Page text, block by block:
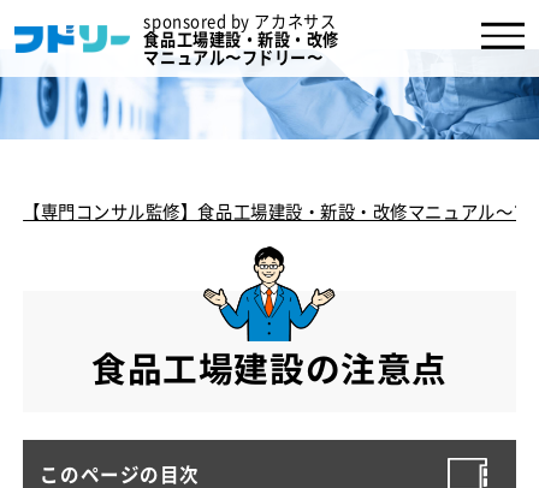
sponsored by アカネサス
食品工場建設・新設・改修
マニュアル〜フドリー〜
【専門コンサル監修】食品工場建設・新設・改修マニュアル～フ
食品工場建設の注意点
このページの目次